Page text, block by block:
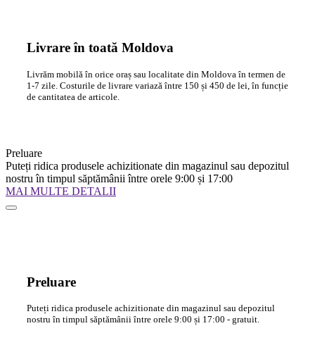
Livrare în toată Moldova
Livrăm mobilă în orice oraș sau localitate din Moldova în termen de
1-7 zile. Costurile de livrare variază între 150 și 450 de lei, în funcție
de cantitatea de articole.
Preluare
Puteți ridica produsele achizitionate din magazinul sau depozitul
nostru în timpul săptămânii între orele 9:00 și 17:00
MAI MULTE DETALII
Preluare
Puteți ridica produsele achizitionate din magazinul sau depozitul
nostru în timpul săptămânii între orele 9:00 și 17:00 - gratuit.